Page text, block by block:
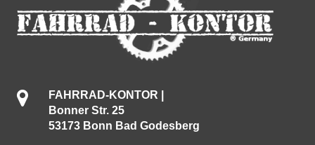
FAHRRAD-KONTOR |
Bonner Str. 25
53173 Bonn Bad Godesberg